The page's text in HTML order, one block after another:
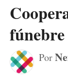
fúnebre
Por